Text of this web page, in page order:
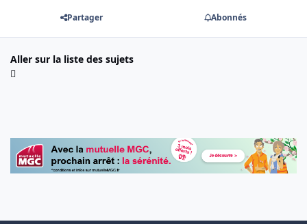
Partager Abonnés
Aller sur la liste des sujets